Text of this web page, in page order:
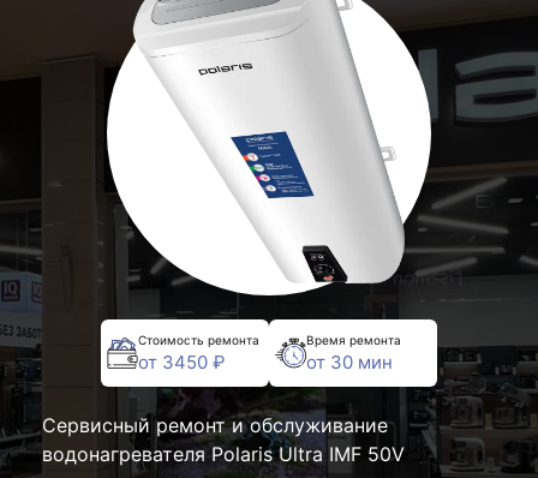
Стоимость ремонта
от 3450 ₽
Время ремонта
от 30 мин
Сервисный ремонт и обслуживание
водонагревателя Polaris Ultra IMF 50V